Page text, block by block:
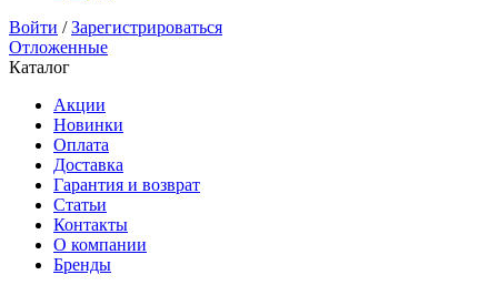
Войти /Зарегистрироваться
Отложенные
Каталог
Акции
Новинки
Оплата
Доставка
Гарантия и возврат
Статьи
Контакты
О компании
Бренды